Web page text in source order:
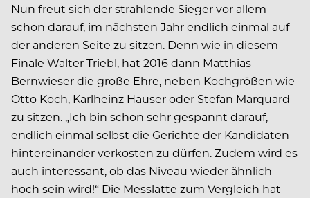
Nun freut sich der strahlende Sieger vor allem
schon darauf, im nächsten Jahr endlich einmal auf
der anderen Seite zu sitzen. Denn wie in diesem
Finale Walter Triebl, hat 2016 dann Matthias
Bernwieser die große Ehre, neben Kochgrößen wie
Otto Koch, Karlheinz Hauser oder Stefan Marquard
zu sitzen. „Ich bin schon sehr gespannt darauf,
endlich einmal selbst die Gerichte der Kandidaten
hintereinander verkosten zu dürfen. Zudem wird es
auch interessant, ob das Niveau wieder ähnlich
hoch sein wird!“ Die Messlatte zum Vergleich hat